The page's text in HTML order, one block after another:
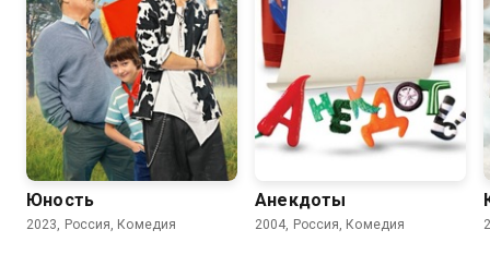
7.8
Юность
2023, Россия, Комедия
5.5
Анекдоты
2004, Россия, Комедия